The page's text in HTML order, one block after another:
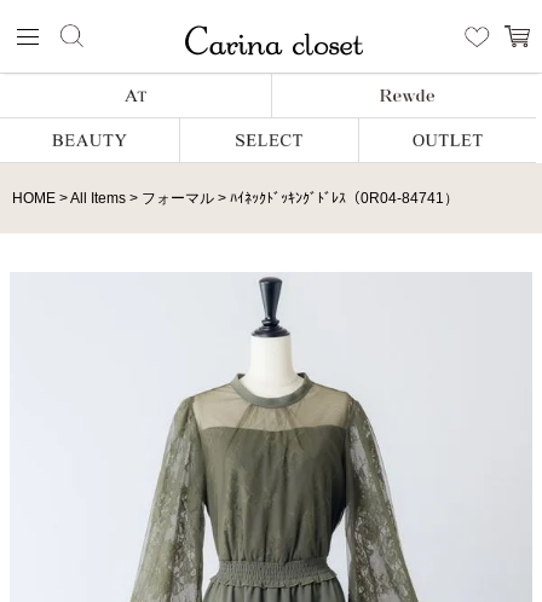
HOME All Items フォーマル ﾊｲﾈｯｸﾄﾞｯｷﾝｸﾞﾄﾞﾚｽ（0R04-84741）